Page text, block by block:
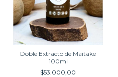
Doble Extracto de Maitake
100ml
$53.000,00